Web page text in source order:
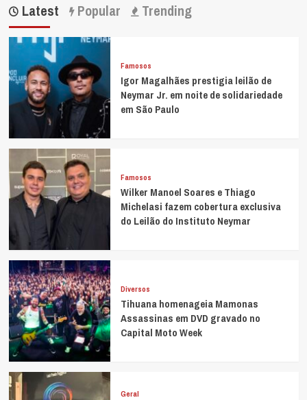
Latest Popular Trending
Famosos
Igor Magalhães prestigia leilão de
Neymar Jr. em noite de solidariedade
em São Paulo
Famosos
Wilker Manoel Soares e Thiago
Michelasi fazem cobertura exclusiva
do Leilão do Instituto Neymar
Diversos
Tihuana homenageia Mamonas
Assassinas em DVD gravado no
Capital Moto Week
Geral